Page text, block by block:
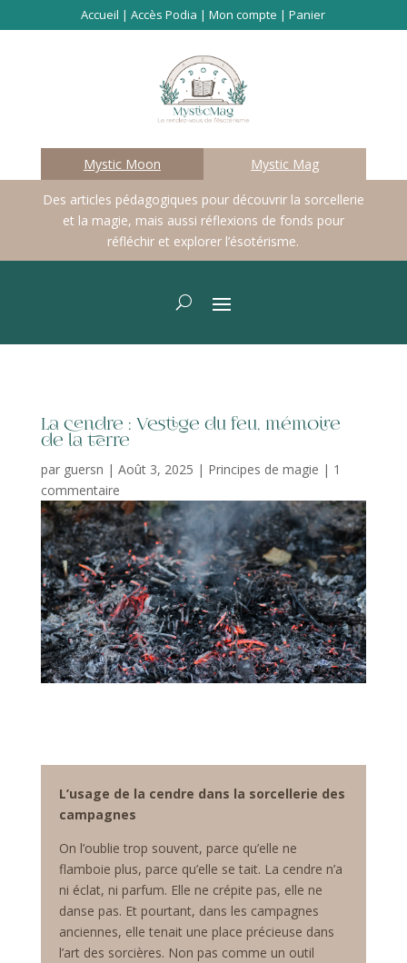
Accueil |Accès Podia |Mon compte |Panier
Mystic Moon Mystic Mag
Des articles pédagogiques pour découvrir la sorcellerie
et la magie, mais aussi réflexions de fonds pour
réfléchir et explorer l’ésotérisme.
La cendre : Vestige du feu, mémoire
de la terre
par guersn | Août 3, 2025 | Principes de magie | 1
commentaire
L’usage de la cendre dans la sorcellerie des
campagnes
On l’oublie trop souvent, parce qu’elle ne
flamboie plus, parce qu’elle se tait. La cendre n’a
ni éclat, ni parfum. Elle ne crépite pas, elle ne
danse pas. Et pourtant, dans les campagnes
anciennes, elle tenait une place précieuse dans
l’art des sorcières. Non pas comme un outil